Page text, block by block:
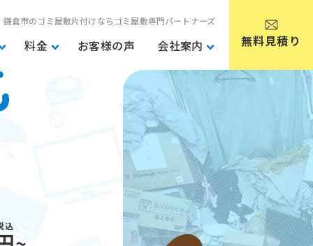
鎌倉市のゴミ屋敷片付けならゴミ屋敷専門パートナーズ
料金 お客様の声 会社案内 無料見積り